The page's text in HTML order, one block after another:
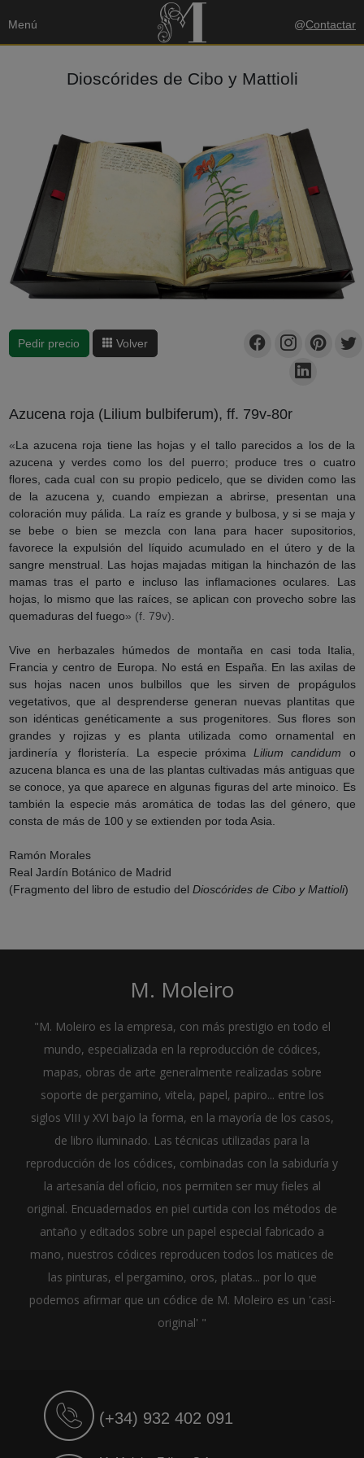
Menú @Contactar
Dioscórides de Cibo y Mattioli
Pedir precio Volver
Azucena roja (Lilium bulbiferum), ff. 79v-80r
«La azucena roja tiene las hojas y el tallo parecidos a los de la
azucena y verdes como los del puerro; produce tres o cuatro
flores, cada cual con su propio pedicelo, que se dividen como las
de la azucena y, cuando empiezan a abrirse, presentan una
coloración muy pálida. La raíz es grande y bulbosa, y si se maja y
se bebe o bien se mezcla con lana para hacer supositorios,
favorece la expulsión del líquido acumulado en el útero y de la
sangre menstrual. Las hojas majadas mitigan la hinchazón de las
mamas tras el parto e incluso las inflamaciones oculares. Las
hojas, lo mismo que las raíces, se aplican con provecho sobre las
quemaduras del fuego» (f. 79v)
Vive en herbazales húmedos de montaña en casi toda Italia,
Francia y centro de Europa. No está en España. En las axilas de
sus hojas nacen unos bulbillos que les sirven de propágulos
vegetativos, que al desprenderse generan nuevas plantitas que
son idénticas genéticamente a sus progenitores. Sus flores son
grandes y rojizas y es planta utilizada como ornamental en
jardinería y floristería. La especie próxima Lilium candidum o
azucena blanca es una de las plantas cultivadas más antiguas que
se conoce, ya que aparece en algunas figuras del arte minoico. Es
también la especie más aromática de todas las del género, que
consta de más de 100 y se extienden por toda Asia.
Ramón Morales
Real Jardín Botánico de Madrid
(Fragmento del libro de estudio del Dioscórides de Cibo y Mattioli)
M. Moleiro
"M. Moleiro es la empresa, con más prestigio en todo el
mundo, especializada en la reproducción de códices,
mapas, obras de arte generalmente realizadas sobre
soporte de pergamino, vitela, papel, papiro... entre los
siglos VIII y XVI bajo la forma, en la mayoría de los casos,
de libro iluminado. Las técnicas utilizadas para la
reproducción de los códices, combinadas con la sabiduría y
la artesanía del oficio, nos permiten ser muy fieles al
original. Encuadernados en piel curtida con los métodos de
antaño y editados sobre un papel especial fabricado a
mano, nuestros códices reproducen todos los matices de
las pinturas, el pergamino, oros, platas... por lo que
podemos afirmar que un códice de M. Moleiro es un 'casi-
original' "
(+34) 932 402 091